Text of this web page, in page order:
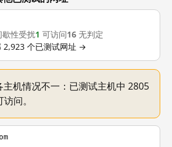
歇性受扰1 可访问16 无判定
2,923 个已测试网址 →
机情况不一：已测试主机中 2805
问。